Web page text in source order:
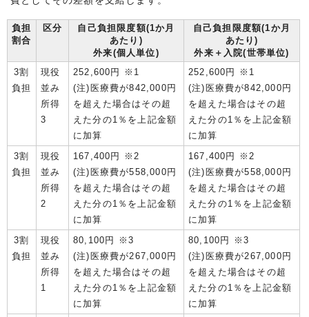
負担
割合
区分
自己負担限度額(1か月
あたり)
外来(個人単位)
自己負担限度額(1か月
あたり)
外来＋入院(世帯単位)
3割
負担
現役
並み
所得
3
252,600円 ※1
(注)医療費が842,000円
を超えた場合はその超
えた分の1％を上記金額
に加算
252,600円 ※1
(注)医療費が842,000円
を超えた場合はその超
えた分の1％を上記金額
に加算
3割
負担
現役
並み
所得
2
167,400円 ※2
(注)医療費が558,000円
を超えた場合はその超
えた分の1％を上記金額
に加算
167,400円 ※2
(注)医療費が558,000円
を超えた場合はその超
えた分の1％を上記金額
に加算
3割
負担
現役
並み
所得
1
80,100円 ※3
(注)医療費が267,000円
を超えた場合はその超
えた分の1％を上記金額
に加算
80,100円 ※3
(注)医療費が267,000円
を超えた場合はその超
えた分の1％を上記金額
に加算